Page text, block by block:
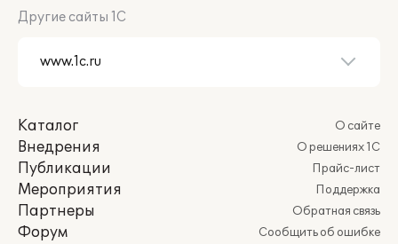
Другие сайты 1С
Каталог
Внедрения
Публикации
Мероприятия
Партнеры
Форум
О сайте
О решениях 1С
Прайс-лист
Поддержка
Обратная связь
Сообщить об ошибке